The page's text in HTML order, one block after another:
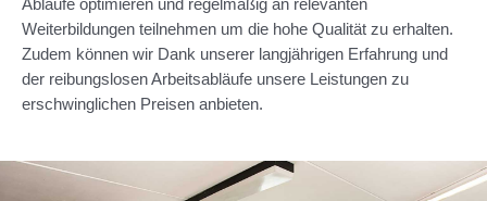
Abläufe optimieren und regelmäßig an relevanten
Weiterbildungen teilnehmen um die hohe Qualität zu erhalten.
Zudem können wir Dank unserer langjährigen Erfahrung und
der reibungslosen Arbeitsabläufe unsere Leistungen zu
erschwinglichen Preisen anbieten.